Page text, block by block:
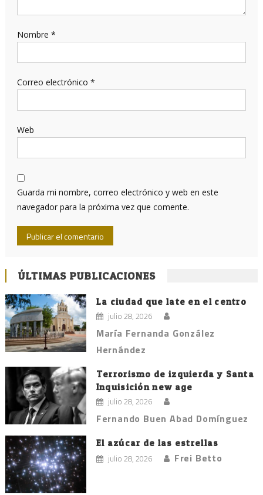
Nombre *
Correo electrónico *
Web
Guarda mi nombre, correo electrónico y web en este
navegador para la próxima vez que comente.
ÚLTIMAS PUBLICACIONES
La ciudad que late en el centro
julio 28, 2026
María Fernanda González
Hernández
Terrorismo de izquierda y Santa
Inquisición new age
julio 28, 2026
Fernando Buen Abad Domínguez
El azúcar de las estrellas
julio 28, 2026 Frei Betto